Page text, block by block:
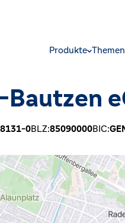
Produkte
0BLZ:85090000BIC: